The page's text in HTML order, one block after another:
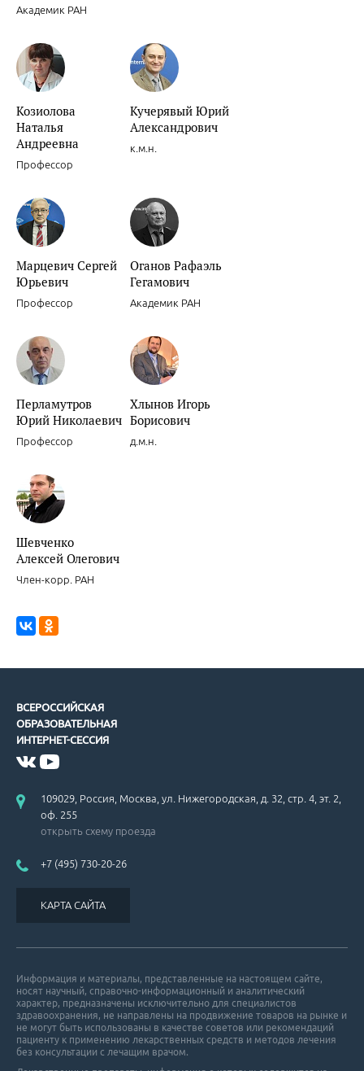
Ишемическая болезнь сердца.
Новости доказательной кардиологии.
Новости доказательной кардиологии.
Целесообразность и обоснованность интенсивных режимов
Американские рекомендации по вторичной профилактике ИБС.
Проблемы гиполипидемической терапии.
Академик РАН
Козиолова
Наталья
Андреевна
Профессор
Кучерявый Юрий
Александрович
к.м.н.
Марцевич Сергей
Юрьевич
Профессор
Оганов Рафаэль
Гегамович
Академик РАН
Перламутров
Юрий Николаевич
Профессор
Хлынов Игорь
Борисович
д.м.н.
Шевченко
Алексей Олегович
Член-корр. РАН
ВСЕРОССИЙСКАЯ
ОБРАЗОВАТЕЛЬНАЯ
ИНТЕРНЕТ-СЕССИЯ
109029, Россия, Москва, ул. Нижегородская, д. 32, стр. 4, эт. 2,
оф. 255
открыть схему проезда
+7 (495) 730-20-26
КАРТА САЙТА
Информация и материалы, представленные на настоящем сайте,
носят научный, справочно-информационный и аналитический
характер, предназначены исключительно для специалистов
здравоохранения, не направлены на продвижение товаров на рынке и
не могут быть использованы в качестве советов или рекомендаций
пациенту к применению лекарственных средств и методов лечения
без консультации с лечащим врачом.